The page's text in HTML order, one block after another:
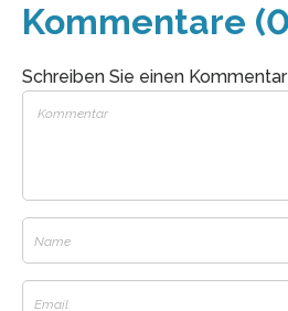
Kommentare
Schreiben Sie einen Kommentar